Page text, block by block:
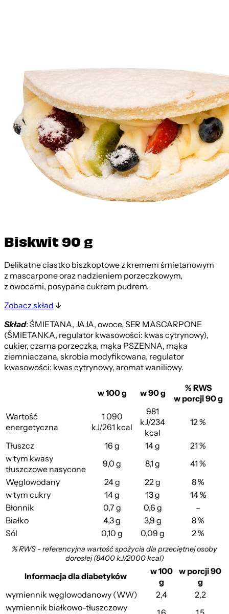
Biskwit 90 g
Delikatne ciastko biszkoptowe z kremem śmietanowym
z mascarpone oraz nadzieniem porzeczkowym,
z owocami, posypane cukrem pudrem.
Zobacz skład
Skład: ŚMIETANA, JAJA, owoce, SER MASCARPONE
(ŚMIETANKA, regulator kwasowości: kwas cytrynowy),
cukier, czarna porzeczka, mąka PSZENNA, mąka
ziemniaczana, skrobia modyfikowana, regulator
kwasowości: kwas cytrynowy, aromat waniliowy.
w 100 g w 90 g
% RWS
w porcji 90 g
Wartość
energetyczna
1 090
kJ/261 kcal
981
kJ/234
kcal
12 %
Tłuszcz 16 g 14 g
21 %
w tym kwasy
tłuszczowe nasycone
9,0 g 8,1 g
41 %
Węglowodany
24 g 22 g
8 %
w tym cukry
14 g 13 g
14 %
Błonnik
0,7 g 0,6 g
–
Białko
4,3 g 3,9 g
8 %
Sól
0,10 g 0,09 g 2 %
% RWS - referencyjna wartość spożycia dla przeciętnej osoby
dorosłej (8400 kJ/2000 kcal)
Informacja dla diabetyków
w 100
g
w porcji 90
g
wymiennik węglowodanowy (WW)
2,4
2,2
wymiennik białkowo-tłuszczowy